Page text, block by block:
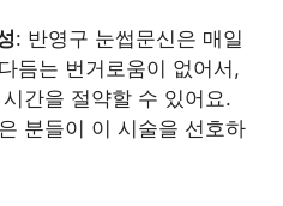
: 반영구 눈썹문신은 매일
듬는 번거로움이 없어서,
간을 절약할 수 있어요.
분들이 이 시술을 선호하